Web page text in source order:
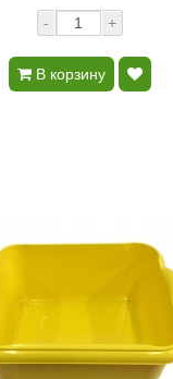
-
+
В корзину